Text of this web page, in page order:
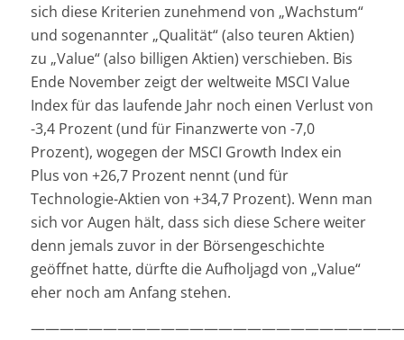
sich diese Kriterien zunehmend von „Wachstum“
und sogenannter „Qualität“ (also teuren Aktien)
zu „Value“ (also billigen Aktien) verschieben. Bis
Ende November zeigt der weltweite MSCI Value
Index für das laufende Jahr noch einen Verlust von
-3,4 Prozent (und für Finanzwerte von -7,0
Prozent), wogegen der MSCI Growth Index ein
Plus von +26,7 Prozent nennt (und für
Technologie-Aktien von +34,7 Prozent). Wenn man
sich vor Augen hält, dass sich diese Schere weiter
denn jemals zuvor in der Börsengeschichte
geöffnet hatte, dürfte die Aufholjagd von „Value“
eher noch am Anfang stehen.